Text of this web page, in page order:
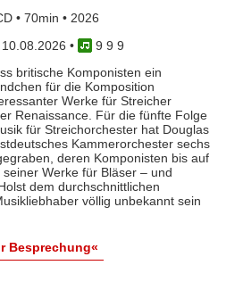
• 70min • 2026
10.08.2026 •
9 9 9
britische Komponisten ein
für die Komposition
Werke für Streicher
Renaissance. Für die fünfte Folge
für Streichorchester hat Douglas
Kammerorchester sechs
deren Komponisten bis auf
Werke für Bläser – und
dem durchschnittlichen
völlig unbekannt sein
Besprechung«